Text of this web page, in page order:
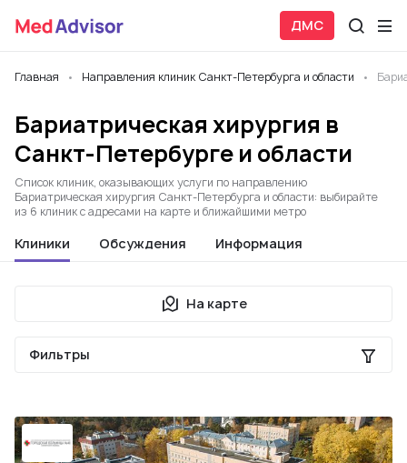
ДМС
Главная Направления клиник Санкт-Петербурга и области
Бариатрическая хирургия в
Санкт-Петербурге и области
Список клиник, оказывающих услуги по направлению
Бариатрическая хирургия Санкт-Петербурга и области: выбирайте
из 6 клиник с адресами на карте и ближайшими метро
Клиники Обсуждения Информация
На карте
Фильтры